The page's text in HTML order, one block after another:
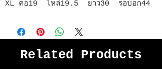
XL คอ19 ไหล่19.5 ยาว30 รอบอก44
Related Products